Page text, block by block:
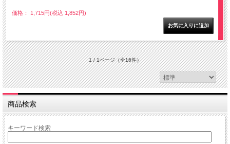
価格： 1,715円(税込 1,852円)
1 / 1ページ（全16件）
商品検索
キーワード検索